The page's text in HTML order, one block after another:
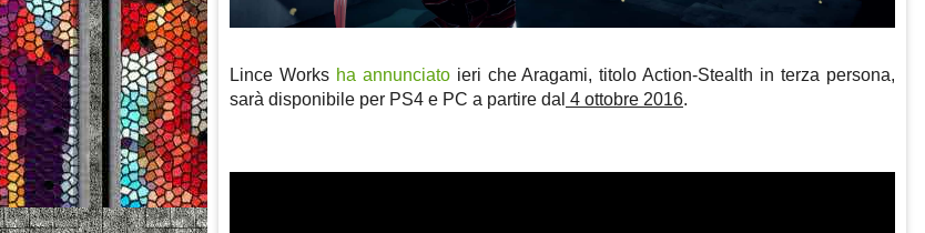
Lince Works ha annunciatoieri che Aragami, titolo Action-Stealth in terza persona,
sarà disponibile per PS4 e PC a partire dal 4 ottobre 2016.